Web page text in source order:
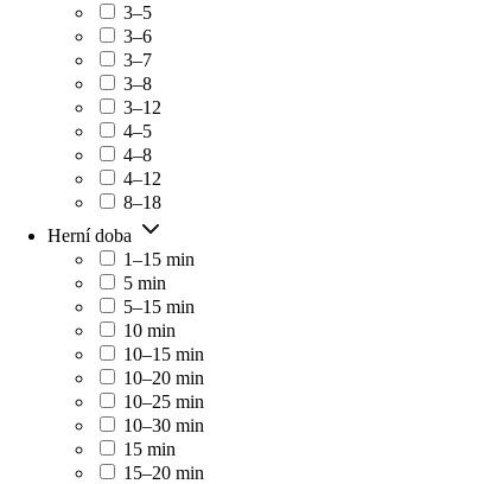
3–5
3–6
3–7
3–8
3–12
4–5
4–8
4–12
8–18
Herní doba
1–15 min
5 min
5–15 min
10 min
10–15 min
10–20 min
10–25 min
10–30 min
15 min
15–20 min